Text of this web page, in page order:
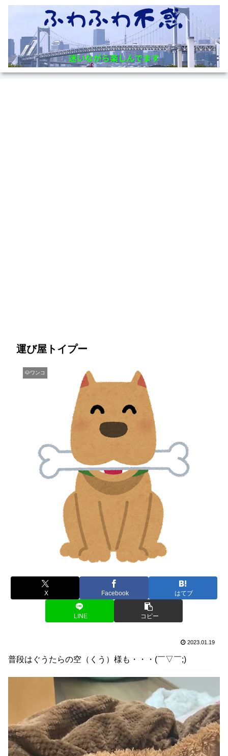
運び屋トイプー
🐶ワンコ
X Facebook はてブ
LINE コピー
2023.01.19
普段はぐうたらの空（くう）様も・・・(￣▽￣;)